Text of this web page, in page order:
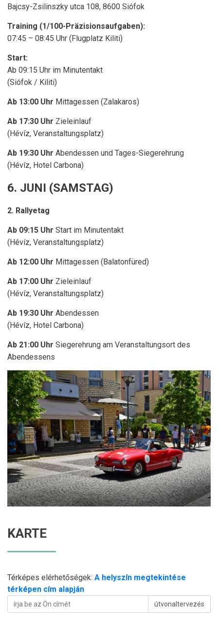
Bajcsy-Zsilinszky utca 108, 8600 Siófok
Training (1/100-Präzisionsaufgaben):
07:45 – 08:45 Uhr (Flugplatz Kiliti)
Start:
Ab 09:15 Uhr im Minutentakt
(Siófok / Kiliti)
Ab 13:00 Uhr Mittagessen (Zalakaros)
Ab 17:30 Uhr Zieleinlauf
(Hévíz, Veranstaltungsplatz)
Ab 19:30 Uhr Abendessen und Tages-Siegerehrung
(Hévíz, Hotel Carbona)
6. JUNI (SAMSTAG)
2. Rallyetag
Ab 09:15 Uhr Start im Minutentakt
(Hévíz, Veranstaltungsplatz)
Ab 12:00 Uhr Mittagessen (Balatonfüred)
Ab 17:00 Uhr Zieleinlauf
(Hévíz, Veranstaltungsplatz)
Ab 19:30 Uhr Abendessen
(Hévíz, Hotel Carbona)
Ab 21:00 Uhr Siegerehrung am Veranstaltungsort des
Abendessens
KARTE
Térképes elérhetőségek: A helyszín megtekintése
térképen cím alapján
útvonaltervezés